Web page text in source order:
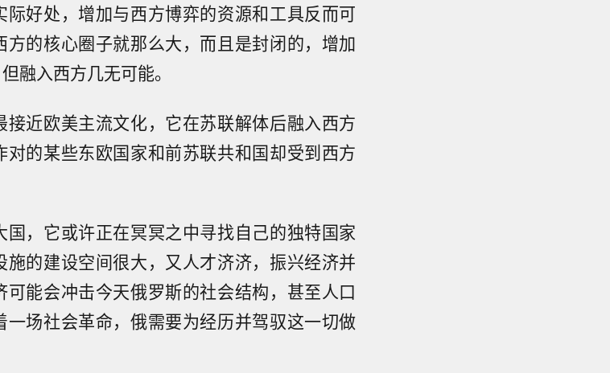
好处，增加与西方博弈的资源和工具反而可
的核心圈子就那么大，而且是封闭的，增加
融入西方几无可能。
近欧美主流文化，它在苏联解体后融入西方
的某些东欧国家和前苏联共和国却受到西方
，它或许正在冥冥之中寻找自己的独特国家
的建设空间很大，又人才济济，振兴经济并
能会冲击今天俄罗斯的社会结构，甚至人口
场社会革命，俄需要为经历并驾驭这一切做